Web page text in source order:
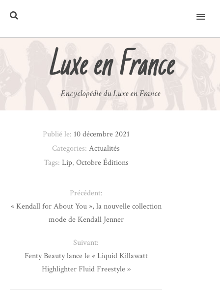
MENU
Luxe en France
Encyclopédie du Luxe en France
Publié le: 10 décembre 2021
Categories:Actualités
Tags: Lip, Octobre Éditions
Précédent:
« Kendall for About You », la nouvelle collection
mode de Kendall Jenner
Suivant:
Fenty Beauty lance le « Liquid Killawatt
Highlighter Fluid Freestyle »